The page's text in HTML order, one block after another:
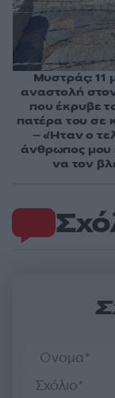
Μυστράς: 11
αναστολή
που έκρυβε
πατέρα του σε
– «Ήταν ο
άνθρωπος μου
να τον